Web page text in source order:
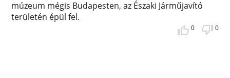
múzeum mégis Budapesten, az Északi Járműjavító
területén épül fel.
0 0